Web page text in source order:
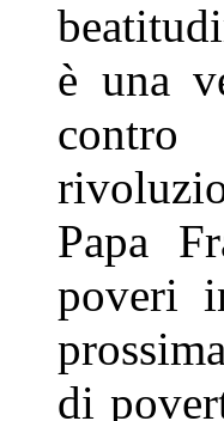
è una
Papa
poveri
di